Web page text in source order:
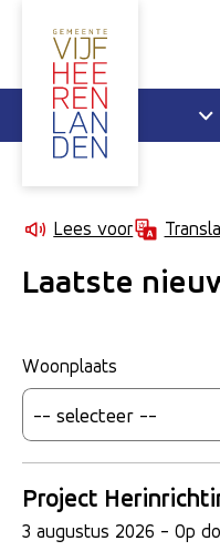
Lees voor
Laatste
Woonplaats
Project
3 augustus 2026 - Op